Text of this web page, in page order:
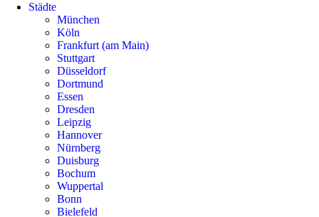
Städte
München
Köln
Frankfurt (am Main)
Stuttgart
Düsseldorf
Dortmund
Essen
Dresden
Leipzig
Hannover
Nürnberg
Duisburg
Bochum
Wuppertal
Bonn
Bielefeld